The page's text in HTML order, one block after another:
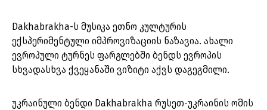
Dakhabrakha-ს მუსიკა ეთნო კულტურის
ექსპერიმენტული იმპროვიზაციის ნაზავია. ახალი
ევროპული ტურნეს ფარგლებში ბენდს ევროპის
სხვადასხვა ქვეყანაში ვიზიტი აქვს დაგეგმილი.
უკრაინული ბენდი Dakhabrakha რუსეთ-უკრაინის ომის